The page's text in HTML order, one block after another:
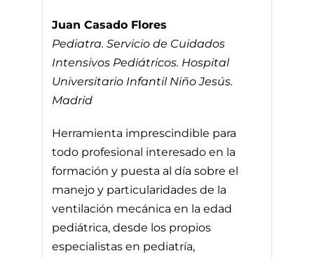
Juan Casado Flores
Pediatra. Servicio de Cuidados
Intensivos Pediátricos. Hospital
Universitario Infantil Niño Jesús.
Madrid
Herramienta imprescindible para
todo profesional interesado en la
formación y puesta al día sobre el
manejo y particularidades de la
ventilación mecánica en la edad
pediátrica, desde los propios
especialistas en pediatría,